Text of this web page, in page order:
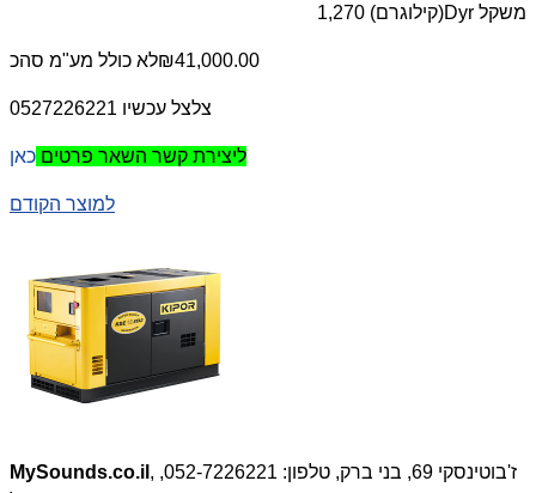
משקל Dyr(קילוגרם) 1,270
לא כולל מע"מ₪41,000.00
ליצירת קשר השאר פרטים
למוצר הקודם
MySounds.co.il , ז'בוטינסקי 69, בני ברק, טלפון: 052-7226221,